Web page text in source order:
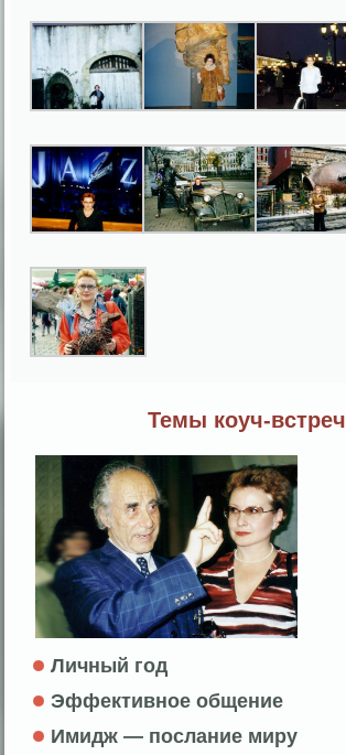
Темы коуч-встреч
Личный год
Эффективное общение
Имидж — послание миру